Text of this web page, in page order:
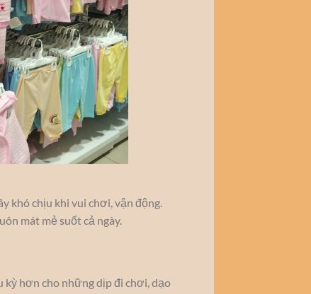
khó chịu khi vui chơi, vận động.
mát mẻ suốt cả ngày.
hơn cho những dịp đi chơi, dạo